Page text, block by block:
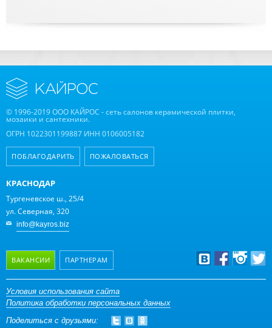
© 1996-2019 ООО КАЙРОС - сеть салонов керамической плитки,
мозаики и сантехники.
ОГРН 1022301199887 ИНН 0106005182
ПОБЛАГОДАРИТЬ ПОЖАЛОВАТЬСЯ
КРАСНОДАР
Тургеневское ш., 25/4
ул. Северная, 320
info@kayros.biz
ВАКАНСИИ ПАРТНЕРАМ
Дизайнерам
Оптовым клиентам
Дилерам
Условия использования сайта
Политика обработки персональных данных
Поделиться с друзьями: